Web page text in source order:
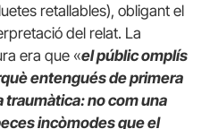
retallables), obligant el
del relat. La
era que «el públic omplís
entengués de primera
traumàtica: no com una
incòmodes que el